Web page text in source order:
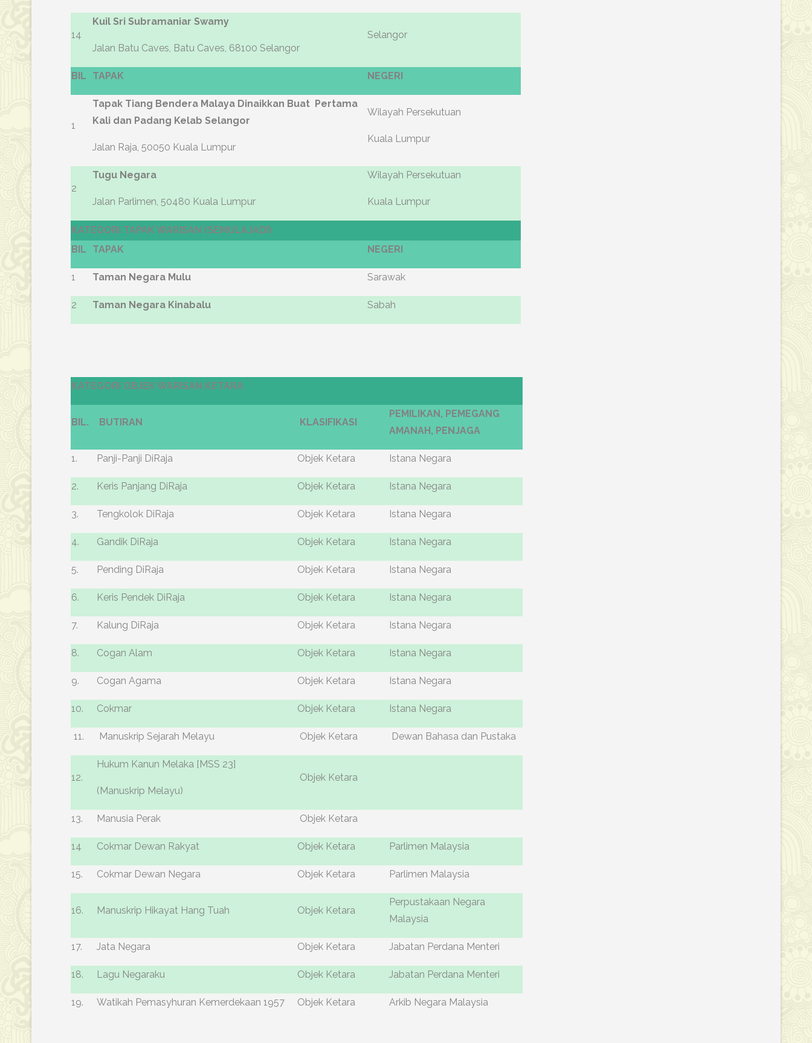
14
Kuil Sri Subramaniar Swamy
Jalan Batu Caves, Batu Caves, 68100 Selangor
Selangor
BIL TAPAK NEGERI
1
Tapak Tiang Bendera Malaya Dinaikkan Buat Pertama
Kali dan Padang Kelab Selangor
Jalan Raja, 50050 Kuala Lumpur
Wilayah Persekutuan
Kuala Lumpur
2
Tugu Negara
Jalan Parlimen, 50480 Kuala Lumpur
Wilayah Persekutuan
Kuala Lumpur
KATEGORI TAPAK WARISAN (SEMULAJADI)
BIL
TAPAK NEGERI
1 Taman Negara Mulu Sarawak
2 Taman Negara Kinabalu Sabah
KATEGORI OBJEK WARISAN KETARA
BIL. BUTIRAN KLASIFIKASI
PEMILIKAN, PEMEGANG
AMANAH, PENJAGA
1. Panji-Panji DiRaja Objek Ketara Istana Negara
2. Keris Panjang DiRaja Objek Ketara Istana Negara
3. Tengkolok DiRaja Objek Ketara Istana Negara
4. Gandik DiRaja Objek Ketara Istana Negara
5. Pending DiRaja Objek Ketara Istana Negara
6. Keris Pendek DiRaja Objek Ketara Istana Negara
7. Kalung DiRaja Objek Ketara Istana Negara
8. Cogan Alam Objek Ketara Istana Negara
9. Cogan Agama Objek Ketara Istana Negara
10. Cokmar Objek Ketara Istana Negara
11. Manuskrip Sejarah Melayu Objek Ketara Dewan Bahasa dan Pustaka
12.
Hukum Kanun Melaka [MSS 23]
(Manuskrip Melayu)
Objek Ketara
13. Manusia Perak Objek Ketara
14 Cokmar Dewan Rakyat Objek Ketara Parlimen Malaysia
15. Cokmar Dewan Negara Objek Ketara Parlimen Malaysia
16. Manuskrip Hikayat Hang Tuah Objek Ketara
Perpustakaan Negara
Malaysia
17. Jata Negara Objek Ketara Jabatan Perdana Menteri
18. Lagu Negaraku Objek Ketara Jabatan Perdana Menteri
19. Watikah Pemasyhuran Kemerdekaan 1957 Objek Ketara Arkib Negara Malaysia